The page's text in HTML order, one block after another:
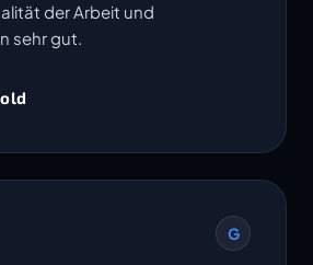
der Arbeit und
sehr gut.
G